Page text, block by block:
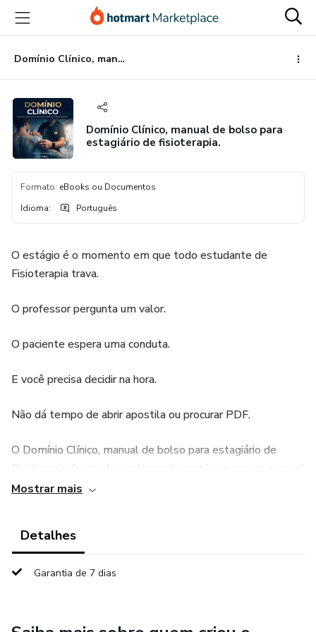
para
conteúdo
principal
para
pagamento
para
rodapé
Domínio Clínico, manual de bolso para estagiário de fisioterapia.
Domínio Clínico, manual de bolso para
estagiário de fisioterapia.
Formato: eBooks ou Documentos
Idioma: Português
O estágio é o momento em que todo estudante de
Fisioterapia trava.
O professor pergunta um valor.
O paciente espera uma conduta.
E você precisa decidir na hora.
Não dá tempo de abrir apostila ou procurar PDF.
O Domínio Clínico, manual de bolso para estagiário de
fisioterapia, foi criado exatamente para isso: ser um manual
de bolso para consulta rápida durante o atendimento.
Você encontra em segundos:
* escalas clínicas (dor, força, funcionalidade)
Mostrar mais
Detalhes
Garantia de 7 dias